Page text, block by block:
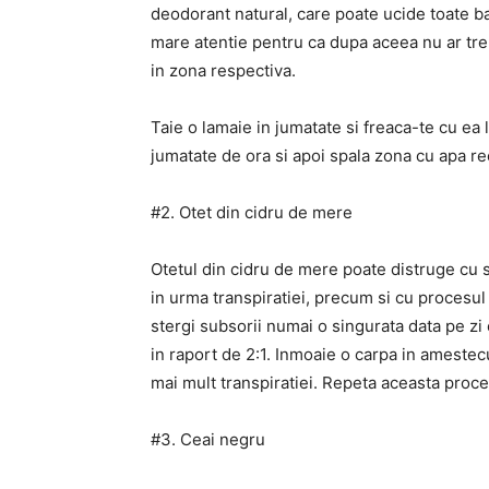
deodorant natural, care poate ucide toate
mare atentie pentru ca dupa aceea nu ar
in zona respectiva.
Taie o lamaie in jumatate si freaca-te cu
jumatate de ora si apoi spala zona cu apa
#2. Otet din cidru de mere
Otetul din cidru de mere poate distruge cu
in urma transpiratiei, precum si cu
stergi subsorii numai o singurata data pe
in raport de 2:1. Inmoaie o carpa in
mai mult transpiratiei. Repeta aceasta
#3. Ceai negru